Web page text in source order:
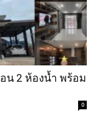
น 2 ห้องน้ำ พร้อม
0